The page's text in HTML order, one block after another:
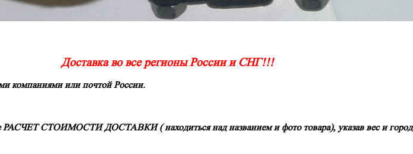
Доставка во все регионы России и СНГ!!!
компаниямиили почтой России.
РАСЧЕТ СТОИМОСТИ ДОСТАВКИ ( находиться над названием и фото товара), указав вес и